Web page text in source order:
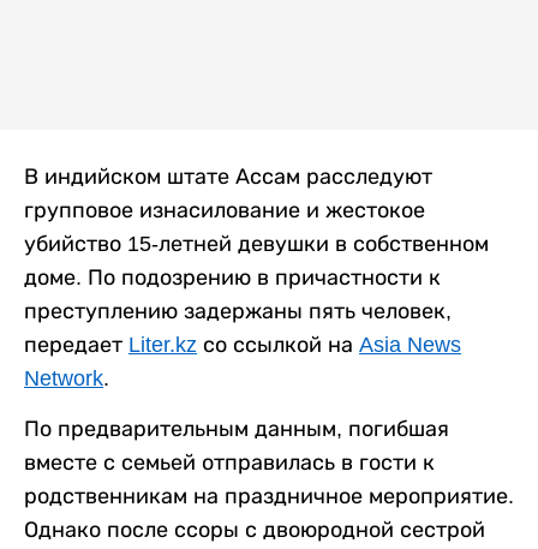
В индийском штате Ассам расследуют
групповое изнасилование и жестокое
убийство 15-летней девушки в собственном
доме. По подозрению в причастности к
преступлению задержаны пять человек,
передает Liter.kz со ссылкой на Asia News
Network.
По предварительным данным, погибшая
вместе с семьей отправилась в гости к
родственникам на праздничное мероприятие.
Однако после ссоры с двоюродной сестрой